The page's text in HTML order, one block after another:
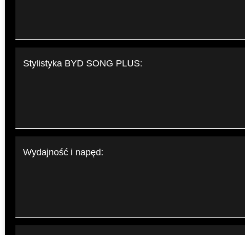
Stylistyka BYD SONG PLUS:
Wydajność i napęd: